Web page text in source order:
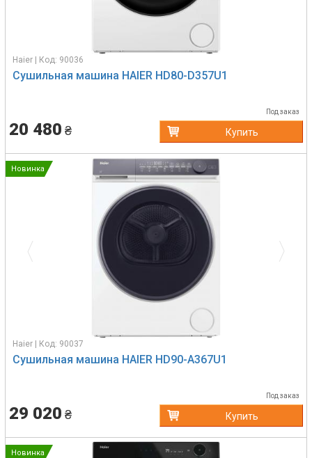
Haier | Код: 90036
Сушильная машина HAIER HD80-D357U1
Под заказ
20 480 ₴ Купить
Новинка
Haier | Код: 90037
Сушильная машина HAIER HD90-A367U1
Под заказ
29 020 ₴ Купить
Новинка